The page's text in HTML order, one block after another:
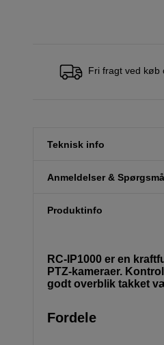
Fri fragt ved køb
Teknisk info
Anmeldelser &
Produktinfo
RC-IP1000 er en
PTZ-kameraer.
godt overblik takket
Fordele